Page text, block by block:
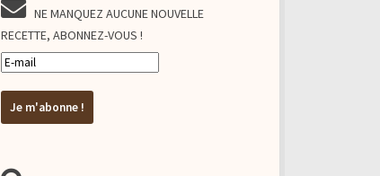
NE MANQUEZ AUCUNE NOUVELLE
RECETTE, ABONNEZ-VOUS !